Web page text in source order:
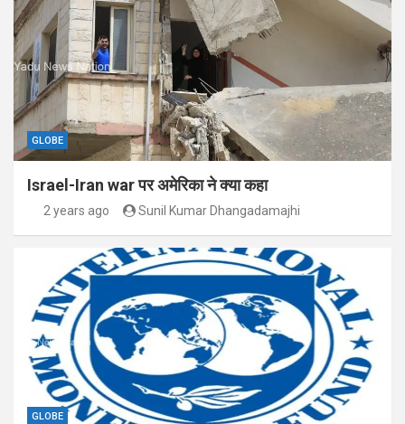
GLOBE
Israel-Iran war पर अमेरिका ने क्या कहा
2 years ago Sunil Kumar Dhangadamajhi
GLOBE